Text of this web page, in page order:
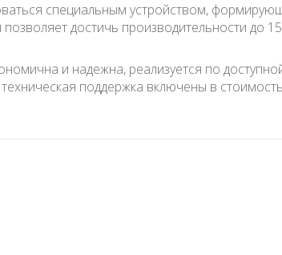
специальным устройством,
достичь производительности до
и надежна, реализуется по
поддержка включены в